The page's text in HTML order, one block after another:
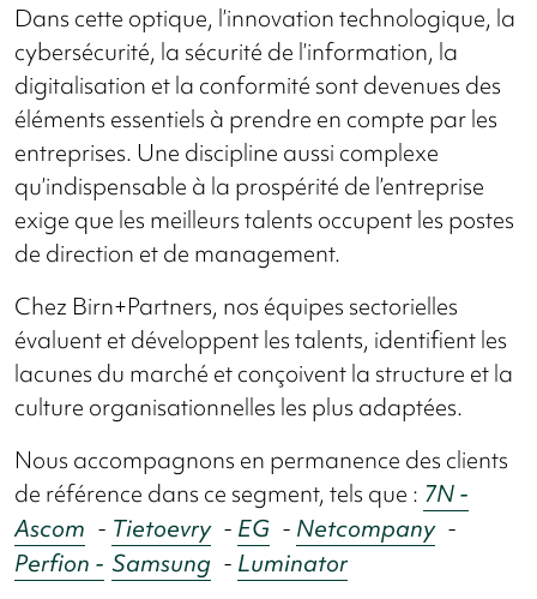
Dans cette optique, l’innovation technologique, la
cybersécurité, la sécurité de l’information, la
digitalisation et la conformité sont devenues des
éléments essentiels à prendre en compte par les
entreprises. Une discipline aussi complexe
qu’indispensable à la prospérité de l’entreprise
exige que les meilleurs talents occupent les postes
de direction et de management.
Chez Birn+Partners, nos équipes sectorielles
évaluent et développent les talents, identifient les
lacunes du marché et conçoivent la structure et la
culture organisationnelles les plus adaptées.
Nous accompagnons en permanence des clients
de référence dans ce segment, tels que : 7N -
Ascom - Tietoevry - EG - Netcompany -
Perfion - Samsung - Luminator